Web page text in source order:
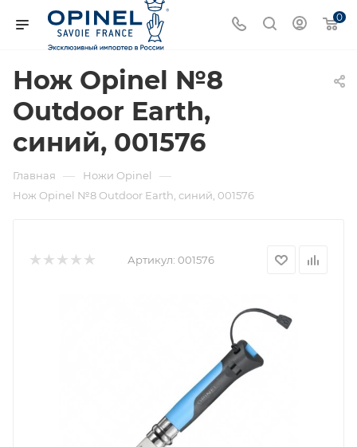
0
Нож Opinel №8
Outdoor Earth,
синий, 001576
Главная — Ножи Opinel —
Нож Opinel №8 Outdoor Earth, синий, 001576
Артикул: 001576